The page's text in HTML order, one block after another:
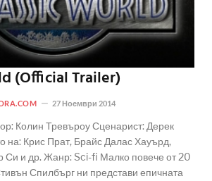
(Official Trailer)
27 Ноември 2014
Колин Тревъроу Сценарист: Дерек
на: Крис Прат, Брайс Далас Хауърд,
Си и др. Жанр: Sci-fi Малко повече от 20
Спилбърг ни представи епичната